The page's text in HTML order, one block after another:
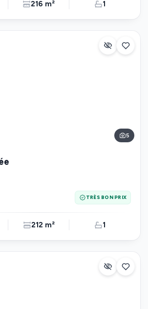
216 m² 1
5
TRÈS BON PRIX
212 m² 1